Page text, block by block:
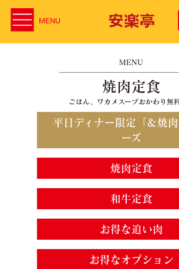
MENU
MENU
焼肉定食
ごはん、ワカメスープおかわり無
平日ディナー限定「＆焼
ーズ
焼肉定食
和牛定食
お得な追い肉
お得なオプション